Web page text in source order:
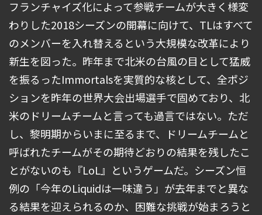
フランチャイズ化によって参戦チームが大きく様変
わりした2018シーズンの開幕に向けて、TLはすべて
のメンバーを入れ替えるという大規模な改革により
新生を図った。昨年まで北米の台風の目として猛威
を振るったImmortalsを実質的な核として、全ポジ
ションを昨年の世界大会出場選手で固めており、北
米のドリームチームと言っても過言ではない。ただ
し、黎明期からいまに至るまで、ドリームチームと
呼ばれたチームがその期待どおりの結果を残したこ
とがないのも『LoL』というゲームだ。シーズン恒
例の「今年のLiquidは一味違う」が去年までと異な
る結果を迎えられるのか、困難な挑戦が始まろうと